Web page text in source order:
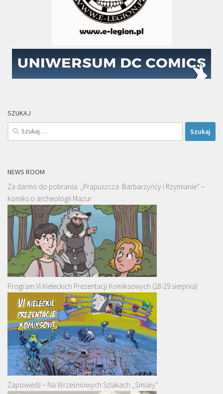
SZUKAJ
Szukaj:
NEWS ROOM
Za darmo do pobrania: „Prapuszcza. Barbarzyńcy i Rzymianie” –
komiks o archeologii Mazur
Program VI Kieleckich Prezentacji Komiksowych (28-29 sierpnia)
Zapowiedź – Na Wrześniowych Szlakach „Śmiały”